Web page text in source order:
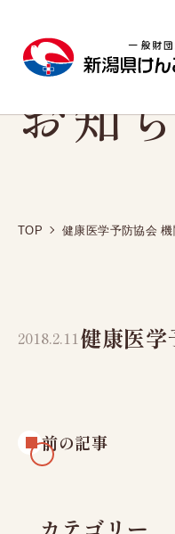
長岡健康管理センター 脳（
お知
TOP 健康医学予防協会
2018.2.11健康医
前の記事